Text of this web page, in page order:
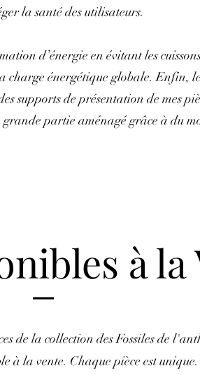
la santé des utilisateurs.
d’énergie en évitant les
charge énergétique globale. Enfin,
supports de présentation de mes
grande partie aménagé grâce à du
à la
de la collection des Fossiles de
à la vente. Chaque pièce est unique.